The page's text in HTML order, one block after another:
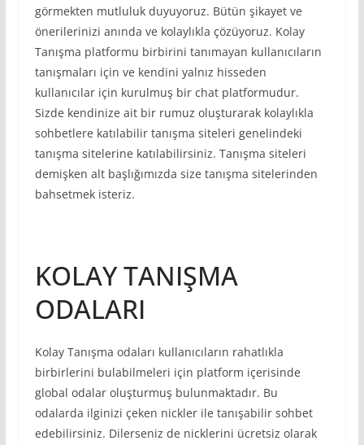
görmekten mutluluk duyuyoruz. Bütün şikayet ve
önerilerinizi anında ve kolaylıkla çözüyoruz. Kolay
Tanışma platformu birbirini tanımayan kullanıcıların
tanışmaları için ve kendini yalnız hisseden
kullanıcılar için kurulmuş bir chat platformudur.
Sizde kendinize ait bir rumuz oluşturarak kolaylıkla
sohbetlere katılabilir tanışma siteleri genelindeki
tanışma sitelerine katılabilirsiniz. Tanışma siteleri
demişken alt başlığımızda size tanışma sitelerinden
bahsetmek isteriz.
KOLAY TANIŞMA
ODALARI
Kolay Tanışma odaları kullanıcıların rahatlıkla
birbirlerini bulabilmeleri için platform içerisinde
global odalar oluşturmuş bulunmaktadır. Bu
odalarda ilginizi çeken nickler ile tanışabilir sohbet
edebilirsiniz. Dilerseniz de nicklerini ücretsiz olarak